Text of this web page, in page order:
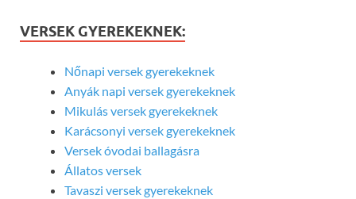
VERSEK GYEREKEKNEK:
Nőnapi versek gyerekeknek
Anyák napi versek gyerekeknek
Mikulás versek gyerekeknek
Karácsonyi versek gyerekeknek
Versek óvodai ballagásra
Állatos versek
Tavaszi versek gyerekeknek